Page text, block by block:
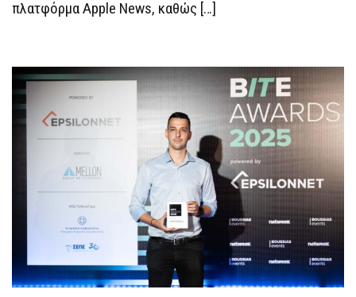
πλατφόρμα Apple News, καθώς […]